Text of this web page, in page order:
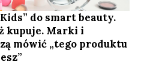
do smart beauty.
kupuje. Marki i
mówić „tego produktu